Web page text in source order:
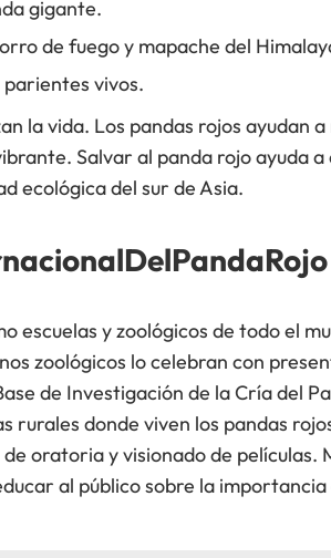
gigante.
de fuego y mapache del
vivos.
la vida. Los pandas rojos ayudan
Salvar al panda rojo ayuda
ecológica del sur de Asia.
escuelas y zoológicos de todo el
zoológicos lo celebran con
de Investigación de la Cría del
rurales donde viven los pandas
oratoria y visionado de películas.
al público sobre la importancia